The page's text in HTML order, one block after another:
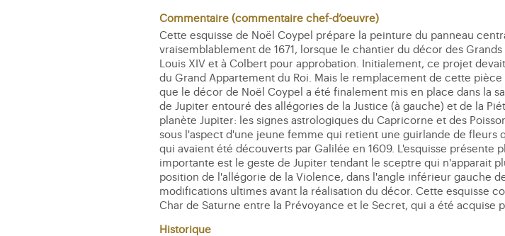
Commentaire (commentaire chef-d’oeuvre)
Cette esquisse de Noël Coypel prépare la peinture du panneau
vraisemblablement de 1671, lorsque le chantier du décor des
Louis XIV et à Colbert pour approbation. Initialement, ce projet
du Grand Appartement du Roi. Mais le remplacement de cette
que le décor de Noël Coypel a été finalement mis en place dans la
de Jupiter entouré des allégories de la Justice (à gauche) et de la
planète Jupiter: les signes astrologiques du Capricorne et des
sous l'aspect d'une jeune femme qui retient une guirlande de fleurs
qui avaient été découverts par Galilée en 1609. L'esquisse
importante est le geste de Jupiter tendant le sceptre qui n'apparait
position de l'allégorie de la Violence, dans l'angle inférieur gauche
modifications ultimes avant la réalisation du décor. Cette esquisse
Char de Saturne entre la Prévoyance et le Secret, qui a été acquise
Historique